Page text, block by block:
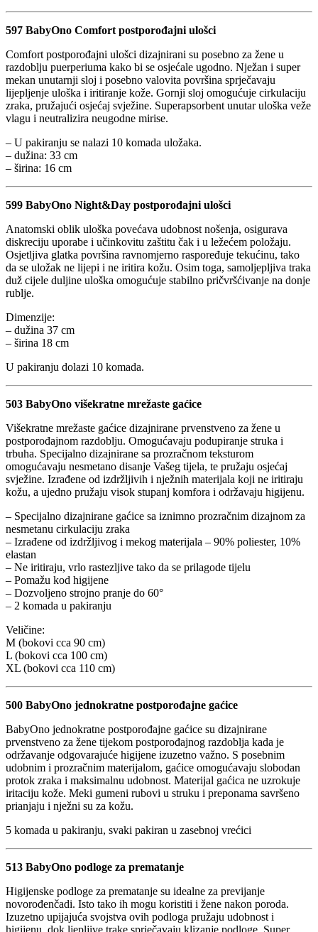
597 BabyOno Comfort postporođajni ulošci
Comfort postporođajni ulošci dizajnirani su posebno za žene u
razdoblju puerperiuma kako bi se osjećale ugodno. Nježan i super
mekan unutarnji sloj i posebno valovita površina sprječavaju
lijepljenje uloška i iritiranje kože. Gornji sloj omogućuje cirkulaciju
zraka, pružajući osjećaj svježine. Superapsorbent unutar uloška veže
vlagu i neutralizira neugodne mirise.
– U pakiranju se nalazi 10 komada uložaka.
– dužina: 33 cm
– širina: 16 cm
599 BabyOno Night&Day postporođajni ulošci
Anatomski oblik uloška povećava udobnost nošenja, osigurava
diskreciju uporabe i učinkovitu zaštitu čak i u ležećem položaju.
Osjetljiva glatka površina ravnomjerno raspoređuje tekućinu, tako
da se uložak ne lijepi i ne iritira kožu. Osim toga, samoljepljiva traka
duž cijele duljine uloška omogućuje stabilno pričvršćivanje na donje
rublje.
Dimenzije:
– dužina 37 cm
– širina 18 cm
U pakiranju dolazi 10 komada.
503 BabyOno višekratne mrežaste gaćice
Višekratne mrežaste gaćice dizajnirane prvenstveno za žene u
postporođajnom razdoblju. Omogućavaju podupiranje struka i
trbuha. Specijalno dizajnirane sa prozračnom teksturom
omogućavaju nesmetano disanje Vašeg tijela, te pružaju osjećaj
svježine. Izrađene od izdržljivih i nježnih materijala koji ne iritiraju
kožu, a ujedno pružaju visok stupanj komfora i održavaju higijenu.
– Specijalno dizajnirane gaćice sa iznimno prozračnim dizajnom za
nesmetanu cirkulaciju zraka
– Izrađene od izdržljivog i mekog materijala – 90% poliester, 10%
elastan
– Ne iritiraju, vrlo rastezljive tako da se prilagode tijelu
– Pomažu kod higijene
– Dozvoljeno strojno pranje do 60°
– 2 komada u pakiranju
Veličine:
M (bokovi cca 90 cm)
L (bokovi cca 100 cm)
XL (bokovi cca 110 cm)
500 BabyOno jednokratne postporođajne gaćice
BabyOno jednokratne postporođajne gaćice su dizajnirane
prvenstveno za žene tijekom postporođajnog razdoblja kada je
održavanje odgovarajuće higijene izuzetno važno. S posebnim
udobnim i prozračnim materijalom, gaćice omogućavaju slobodan
protok zraka i maksimalnu udobnost. Materijal gaćica ne uzrokuje
iritaciju kože. Meki gumeni rubovi u struku i preponama savršeno
prianjaju i nježni su za kožu.
5 komada u pakiranju, svaki pakiran u zasebnoj vrećici
513 BabyOno podloge za prematanje
Higijenske podloge za prematanje su idealne za previjanje
novorođenčadi. Isto tako ih mogu koristiti i žene nakon poroda.
Izuzetno upijajuća svojstva ovih podloga pružaju udobnost i
higijenu, dok ljepljive trake sprječavaju klizanje podloge. Super